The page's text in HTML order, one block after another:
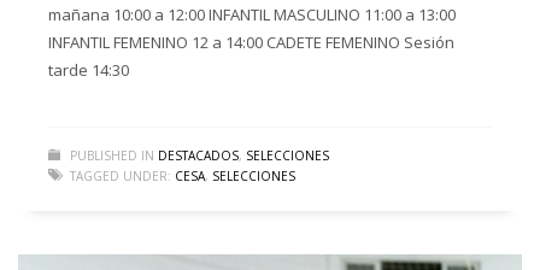
mañana 10:00 a 12:00 INFANTIL MASCULINO 11:00 a 13:00
INFANTIL FEMENINO 12 a 14:00 CADETE FEMENINO Sesión
tarde 14:30
PUBLISHED IN DESTACADOS, SELECCIONES
TAGGED UNDER: CESA, SELECCIONES